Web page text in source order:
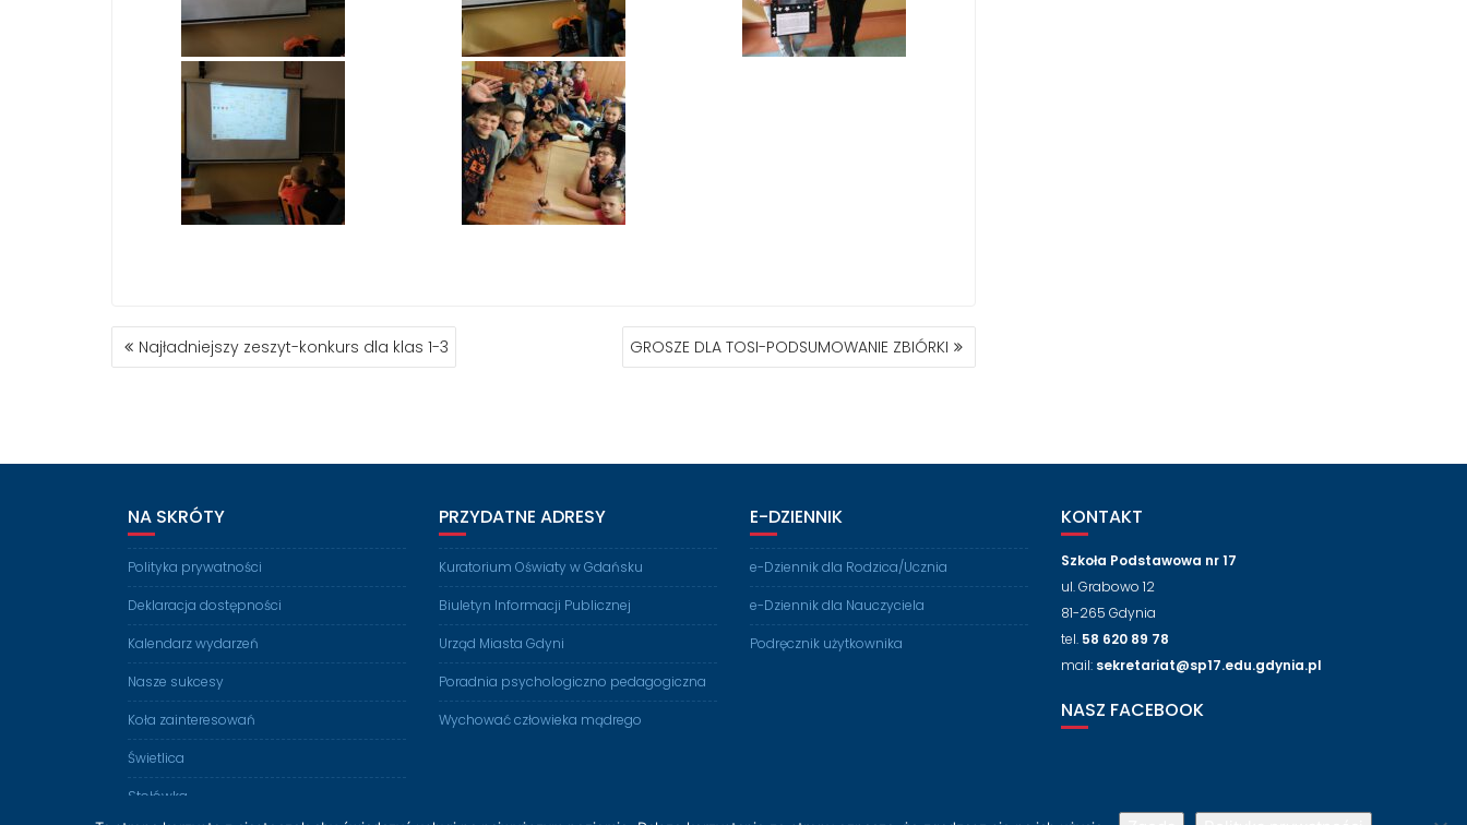
NAWIGACJA
WPISU
Najładniejszy zeszyt-konkurs dla klas 1-3 GROSZE DLA TOSI-PODSUMOWANIE ZBIÓRKI
NA SKRÓTY
Polityka prywatności
Deklaracja dostępności
Kalendarz wydarzeń
Nasze sukcesy
Koła zainteresowań
Świetlica
Stołówka
PRZYDATNE ADRESY
Kuratorium Oświaty w Gdańsku
Biuletyn Informacji Publicznej
Urząd Miasta Gdyni
Poradnia psychologiczno pedagogiczna
Wychować człowieka mądrego
E-DZIENNIK
e-Dziennik dla Rodzica/Ucznia
e-Dziennik dla Nauczyciela
Podręcznik użytkownika
KONTAKT
Szkoła Podstawowa nr 17
ul. Grabowo 12
81-265 Gdynia
tel. 58 620 89 78
mail: sekretariat@sp17.edu.gdynia.pl
NASZ FACEBOOK